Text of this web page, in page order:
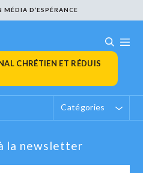
MÉDIA D’ESPÉRANCE
CHRÉTIEN ET RÉDUIS
Catégories
la newsletter